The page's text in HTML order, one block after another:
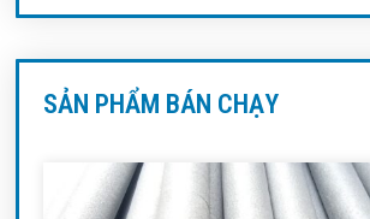
SẢN PHẨM BÁN CHẠY